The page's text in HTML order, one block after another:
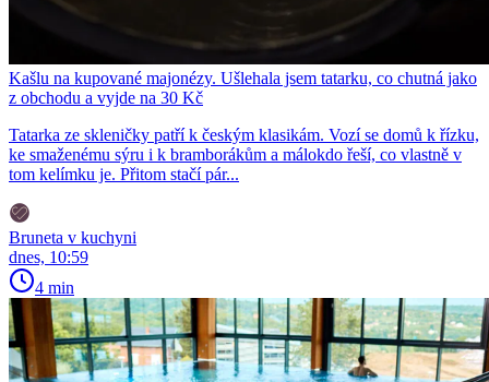
Kašlu na kupované majonézy. Ušlehala jsem tatarku, co chutná jako
z obchodu a vyjde na 30 Kč
Tatarka ze skleničky patří k českým klasikám. Vozí se domů k řízku,
ke smaženému sýru i k bramborákům a málokdo řeší, co vlastně v
tom kelímku je. Přitom stačí pár...
Bruneta v kuchyni
dnes, 10:59
4 min